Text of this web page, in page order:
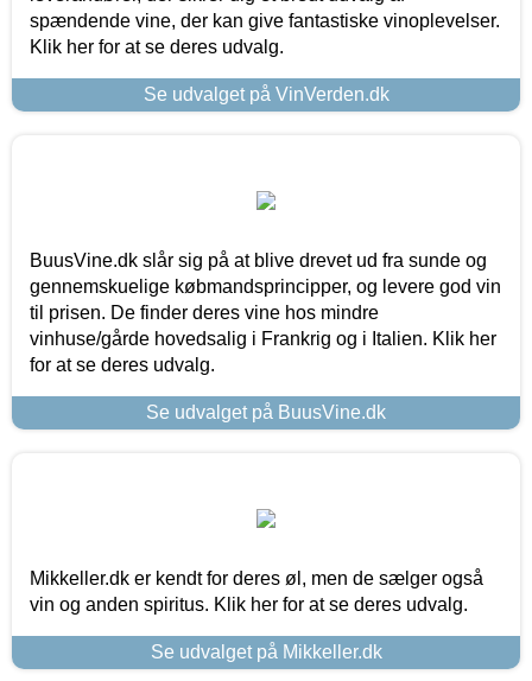
spændende vine, der kan give fantastiske vinoplevelser.
Klik her for at se deres udvalg.
Se udvalget på VinVerden.dk
BuusVine.dk slår sig på at blive drevet ud fra sunde og
gennemskuelige købmandsprincipper, og levere god vin
til prisen. De finder deres vine hos mindre
vinhuse/gårde hovedsalig i Frankrig og i Italien. Klik her
for at se deres udvalg.
Se udvalget på BuusVine.dk
Mikkeller.dk er kendt for deres øl, men de sælger også
vin og anden spiritus. Klik her for at se deres udvalg.
Se udvalget på Mikkeller.dk